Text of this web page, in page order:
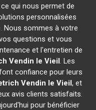
ce qui nous permet de
personnalisées
Nous sommes à votre
questions et vous
et l'entretien de
Vendin le Vieil. Les
confiance pour leurs
Vendin le Vieil, et
avis clients satisfaits.
pour bénéficier